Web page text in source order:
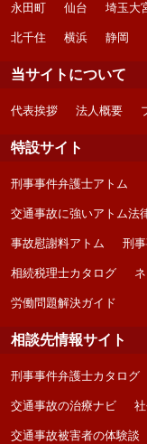
永田町 仙台 埼玉大
北千住 横浜 静岡
当サイトについて
代表挨拶 法人概要
特設サイト
刑事事件弁護士アトム
交通事故に強いアトム法
事故慰謝料アトム 刑
相続税理士カタログ
労働問題解決ガイド
相談先情報サイト
刑事事件弁護士カタログ
交通事故の治療ナビ
交通事故被害者の体験談